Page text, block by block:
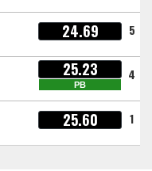
24.69 5
25.23
PB
4
25.60 1